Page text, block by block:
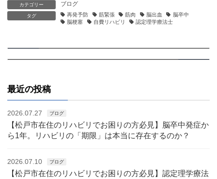
カテゴリー ブログ
タグ 再発予防 筋緊張 筋肉 脳出血
脳卒中
脳梗塞
自費リハビリ 認定理学療法士
【認定理学療法士監修】「まさか、また…？」──脳卒中の再発率と、今日からできる再発予防プラン
最近の投稿
2026.07.27 ブログ
【松戸市在住のリハビリでお困りの方必見】脳卒中発症か
ら1年。リハビリの「期限」は本当に存在するのか？
2026.07.10 ブログ
【松戸市在住のリハビリでお困りの方必見】認定理学療法